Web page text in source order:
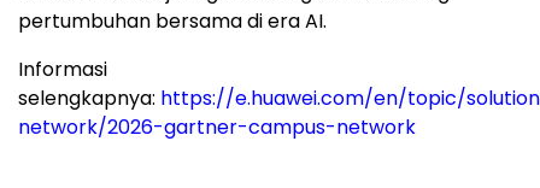
pertumbuhan bersama di era AI.
Informasi
selengkapnya: https://e.huawei.com/en/topic/
network/2026-gartner-campus-network